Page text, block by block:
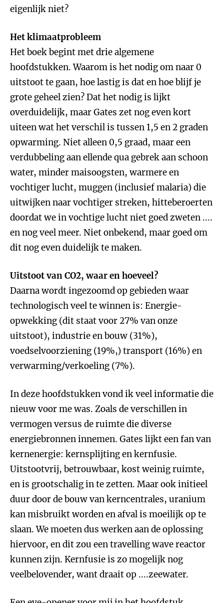
eigenlijk niet?
Het klimaatprobleem
Het boek begint met drie algemene
hoofdstukken. Waarom is het nodig om naar 0
uitstoot te gaan, hoe lastig is dat en hoe blijf je
grote geheel zien? Dat het nodig is lijkt
overduidelijk, maar Gates zet nog even kort
uiteen wat het verschil is tussen 1,5 en 2 graden
opwarming. Niet alleen 0,5 graad, maar een
verdubbeling aan ellende qua gebrek aan schoon
water, minder maisoogsten, warmere en
vochtiger lucht, muggen (inclusief malaria) die
uitwijken naar vochtiger streken, hitteberoerten
doordat we in vochtige lucht niet goed zweten ....
en nog veel meer. Niet onbekend, maar goed om
dit nog even duidelijk te maken.
Uitstoot van CO2, waar en hoeveel?
Daarna wordt ingezoomd op gebieden waar
technologisch veel te winnen is: Energie-
opwekking (dit staat voor 27% van onze
uitstoot), industrie en bouw (31%),
voedselvoorziening (19%,) transport (16%) en
verwarming/verkoeling (7%).
In deze hoofdstukken vond ik veel informatie die
nieuw voor me was. Zoals de verschillen in
vermogen versus de ruimte die diverse
energiebronnen innemen. Gates lijkt een fan van
kernenergie: kernsplijting en kernfusie.
Uitstootvrij, betrouwbaar, kost weinig ruimte,
en is grootschalig in te zetten. Maar ook initieel
duur door de bouw van kerncentrales, uranium
kan misbruikt worden en afval is moeilijk op te
slaan. We moeten dus werken aan de oplossing
hiervoor, en dit zou een travelling wave reactor
kunnen zijn. Kernfusie is zo mogelijk nog
veelbelovender, want draait op ....zeewater.